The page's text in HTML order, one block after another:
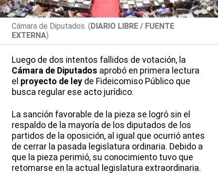
Cámara de Diputados. (DIARIO LIBRE / FUENTE
EXTERNA)
Luego de dos intentos fallidos de votación, la
Cámara de Diputados aprobó en primera lectura
el proyecto de ley de Fideicomiso Público que
busca regular ese acto jurídico.
La sanción favorable de la pieza se logró sin el
respaldo de la mayoría de los diputados de los
partidos de la oposición, al igual que ocurrió antes
de cerrar la pasada legislatura ordinaria. Debido a
que la pieza perimió, su conocimiento tuvo que
retomarse en la actual legislatura extraordinaria.